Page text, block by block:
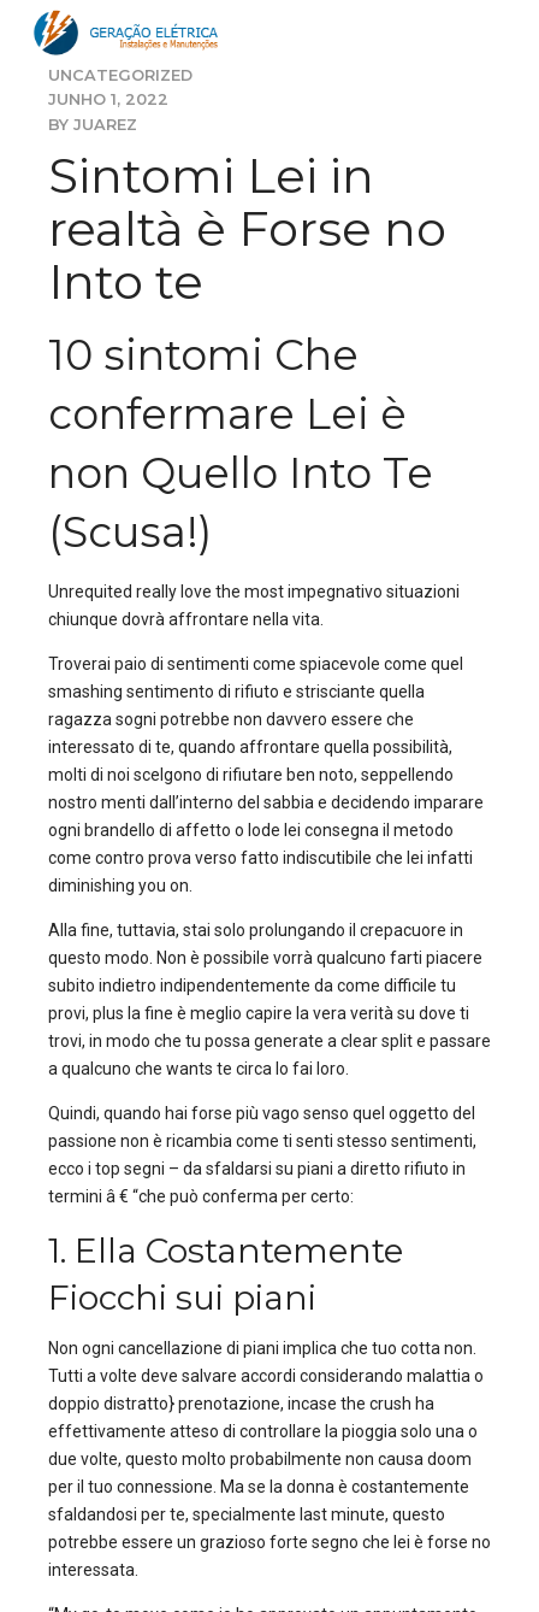
UNCATEGORIZED
JUNHO 1, 2022
BY JUAREZ
Sintomi Lei in
realtà è Forse no
Into te
10 sintomi Che
confermare Lei è
non Quello Into Te
(Scusa!)
Unrequited really love the most impegnativo situazioni
chiunque dovrà affrontare nella vita.
Troverai paio di sentimenti come spiacevole come quel
smashing sentimento di rifiuto e strisciante quella
ragazza sogni potrebbe non davvero essere che
interessato di te, quando affrontare quella possibilità,
molti di noi scelgono di rifiutare ben noto, seppellendo
nostro menti dall’interno del sabbia e decidendo imparare
ogni brandello di affetto o lode lei consegna il metodo
come contro prova verso fatto indiscutibile che lei infatti
diminishing you on.
Alla fine, tuttavia, stai solo prolungando il crepacuore in
questo modo. Non è possibile vorrà qualcuno farti piacere
subito indietro indipendentemente da come difficile tu
provi, plus la fine è meglio capire la vera verità su dove ti
trovi, in modo che tu possa generate a clear split e passare
a qualcuno che wants te circa lo fai loro.
Quindi, quando hai forse più vago senso quel oggetto del
passione non è ricambia come ti senti stesso sentimenti,
ecco i top segni – da sfaldarsi su piani a diretto rifiuto in
termini â € “che può conferma per certo:
1. Ella Costantemente
Fiocchi sui piani
Non ogni cancellazione di piani implica che tuo cotta non.
Tutti a volte deve salvare accordi considerando malattia o
doppio distratto} prenotazione, incase the crush ha
effettivamente atteso di controllare la pioggia solo una o
due volte, questo molto probabilmente non causa doom
per il tuo connessione. Ma se la donna è costantemente
sfaldandosi per te, specialmente last minute, questo
potrebbe essere un grazioso forte segno che lei è forse no
interessata.